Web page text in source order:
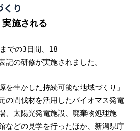
くり
施される
での3日間、 18
記の研修が実施されました。
を生かした持続可能な地域づくり」
の間伐材を活用したバイオマス発電
、太陽光発電施設、廃棄物処理施
などの見学を行ったほか、新潟県庁